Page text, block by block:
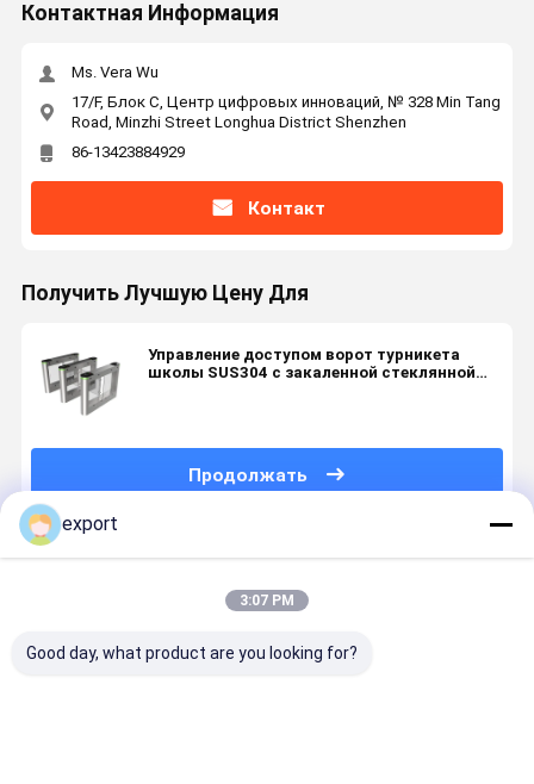
Контактная Информация
Ms. Vera Wu
17/F, Блок C, Центр цифровых инноваций, № 328 Min Tang
Road, Minzhi Street Longhua District Shenzhen
86-13423884929
Контакт
Получить Лучшую Цену Для
Управление доступом ворот турникета
школы SUS304 с закаленной стеклянной
Продолжать
Порекомендованные Продукты
export
3:07 PM
Good day, what product are you looking for?